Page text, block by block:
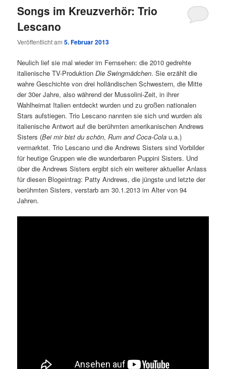
Songs im Kreuzverhör: Trio
Lescano
Veröffentlicht am5. Februar 2013
Neulich lief sie mal wieder im Fernsehen: die 2010 gedrehte
italienische TV-ProduktionDie Swingmädchen. Sie erzählt die
wahre Geschichte von drei holländischen Schwestern, die Mitte
der 30er Jahre, also während der Mussolini-Zeit, in ihrer
Wahlheimat Italien entdeckt wurden und zu großen nationalen
Stars aufstiegen. Trio Lescano nannten sie sich und wurden als
italienische Antwort auf die berühmten amerikanischen Andrews
Sisters (Bei mir bist du schön,Rum and Coca-Cola u.a.)
vermarktet. Trio Lescano und die Andrews Sisters sind Vorbilder
für heutige Gruppen wie die wunderbaren Puppini Sisters. Und
über die Andrews Sisters ergibt sich ein weiterer aktueller Anlass
für diesen Blogeintrag: Patty Andrews, die jüngste und letzte der
berühmten Sisters, verstarb am 30.1.2013 im Alter von 94
Jahren.